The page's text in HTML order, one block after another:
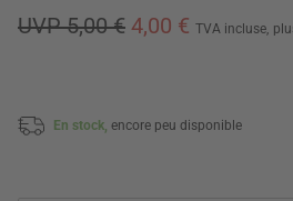
UVP 5,00 € 4,00 € TVA incluse,
En stock, encore peu disponible